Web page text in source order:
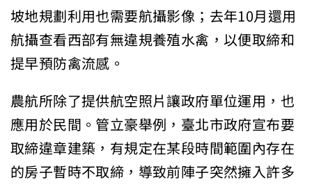
坡地規劃利用也需要航攝影像；去年10月還用
航攝查看西部有無違規養殖水禽，以便取締和
提早預防禽流感。
農航所除了提供航空照片讓政府單位運用，也
應用於民間。管立豪舉例，臺北市政府宣布要
取締違章建築，有規定在某段時間範圍內存在
的房子暫時不取締，導致前陣子突然擁入許多